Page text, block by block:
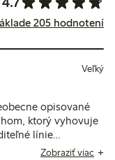
205 hodnotení
Veľký
opisované
ktorý vyhovuje
línie
s elasticitou, ktorá
Zobraziť viac